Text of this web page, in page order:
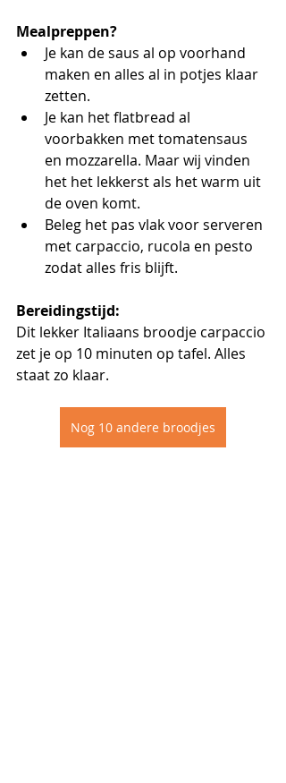
Mealpreppen?
Je kan de saus al op voorhand
maken en alles al in potjes klaar
zetten.
Je kan het flatbread al
voorbakken met tomatensaus
en mozzarella. Maar wij vinden
het het lekkerst als het warm uit
de oven komt.
Beleg het pas vlak voor serveren
met carpaccio, rucola en pesto
zodat alles fris blijft.
Bereidingstijd:
Dit lekker Italiaans broodje carpaccio
zet je op 10 minuten op tafel. Alles
staat zo klaar.
Nog 10 andere broodjes